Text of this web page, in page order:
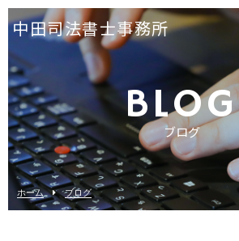
中田司法書士事務所
BLOG
ブログ
ホーム ブログ